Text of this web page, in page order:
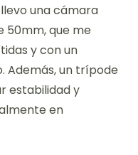
una cámara
50mm, que me
y con un
Además, un trípode
estabilidad y
en